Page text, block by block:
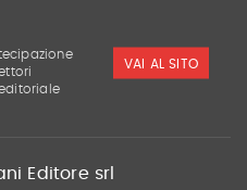
VAI AL SITO
Editore srl